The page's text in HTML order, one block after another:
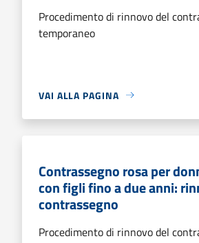
Procedimento di rinnovo del
temporaneo
VAI ALLA PAGINA
Contrassegno rosa per
con figli fino a due anni:
contrassegno
Procedimento di rinnovo del